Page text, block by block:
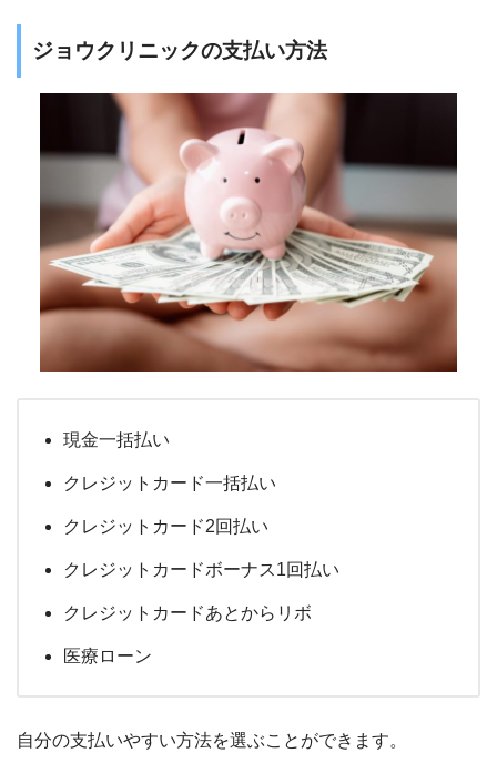
ジョウクリニックの支払い方法
現金一括払い
クレジットカード一括払い
クレジットカード2回払い
クレジットカードボーナス1回払い
クレジットカードあとからリボ
医療ローン
自分の支払いやすい方法を選ぶことができます。